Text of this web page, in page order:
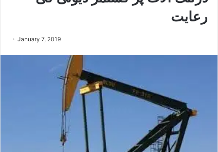
رعایت
January 7, 2019